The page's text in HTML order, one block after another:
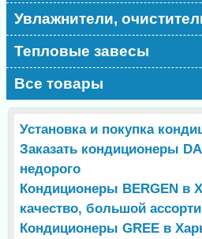
Увлажнители,
Тепловые завесы
Все товары
Установка и покупка
Заказать кондиционеры
недорого
Кондиционеры BERGEN в
качество, большой
Кондиционеры GREE в